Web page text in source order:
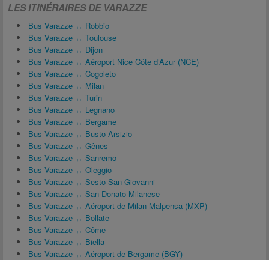
LES ITINÉRAIRES DE VARAZZE
Bus Varazze ↔ Robbio
Bus Varazze ↔ Toulouse
Bus Varazze ↔ Dijon
Bus Varazze ↔ Aéroport Nice Côte d’Azur (NCE)
Bus Varazze ↔ Cogoleto
Bus Varazze ↔ Milan
Bus Varazze ↔ Turin
Bus Varazze ↔ Legnano
Bus Varazze ↔ Bergame
Bus Varazze ↔ Busto Arsizio
Bus Varazze ↔ Gênes
Bus Varazze ↔ Sanremo
Bus Varazze ↔ Oleggio
Bus Varazze ↔ Sesto San Giovanni
Bus Varazze ↔ San Donato Milanese
Bus Varazze ↔ Aéroport de Milan Malpensa (MXP)
Bus Varazze ↔ Bollate
Bus Varazze ↔ Côme
Bus Varazze ↔ Biella
Bus Varazze ↔ Aéroport de Bergame (BGY)